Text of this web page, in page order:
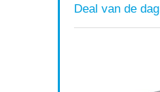
Deal van de dag